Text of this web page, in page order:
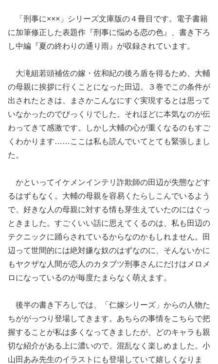
「刑事に×××」シリーズ文庫版の４冊目です。電子書籍
に加筆修正した表題作『刑事に悩める恋の色』、書き下ろ
し中編『夏の終わりの通り雨』が収録されています。
大滝組若頭補佐の嫁・佐和紀の後ろ盾を得るため、大輔
の母親に挨拶に行くことになった田辺。３巻でこの条件が
出されたときは、まさかこんなにすぐ実現するとは思って
いなかったのでびっくりでした。それほどに本気なのが伝
わってきて感激です。しかし大輔の心が重くなるのもすご
くわかります……ここは私も読んでいてとても緊張しまし
た。
かといってイケメンインテリ詐欺師の田辺が失態などす
るはずもなく。大輔の母親を容易くたらしこんでいるよう
で、好きな人の母親に対する情も芽生えていたのにはぐっ
ときました。すごくいい話に思えてくるのは、私も田辺の
テクニックに踊らされているからなのかもしれません。田
辺って世間的には絶対嫌な奴のはずなのに、そんないかに
もヤクザな人間が恋人のカタブツ刑事さんにだけはメロメ
ロになっているのが毎度たまらなく萌えます。
後半の書き下ろしでは、「仁嫁シリーズ」からの人物た
ちががっつり登場してきます。あちらの事情をこちらで把
握することが私は多くなってきましたが、どのキャラも親
切な紹介がある上に濃いので、混乱なく楽しめました。小
山田あみ先生のイラストにも登場していて嬉しくなりま